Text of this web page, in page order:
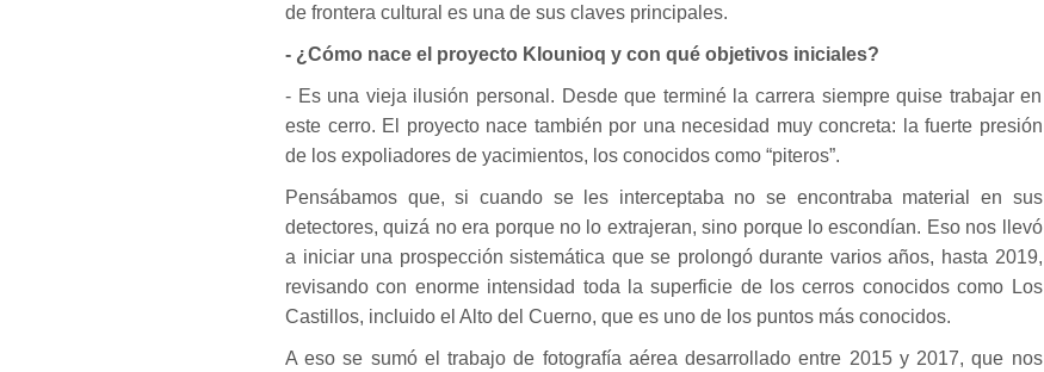
de frontera cultural es una de sus claves principales.
- ¿Cómo nace el proyecto Klounioq y con qué objetivos iniciales?
- Es una vieja ilusión personal. Desde que terminé la carrera siempre quise trabajar en
este cerro. El proyecto nace también por una necesidad muy concreta: la fuerte presión
de los expoliadores de yacimientos, los conocidos como “piteros”.
Pensábamos que, si cuando se les interceptaba no se encontraba material en sus
detectores, quizá no era porque no lo extrajeran, sino porque lo escondían. Eso nos llevó
a iniciar una prospección sistemática que se prolongó durante varios años, hasta 2019,
revisando con enorme intensidad toda la superficie de los cerros conocidos como Los
Castillos, incluido el Alto del Cuerno, que es uno de los puntos más conocidos.
A eso se sumó el trabajo de fotografía aérea desarrollado entre 2015 y 2017, que nos